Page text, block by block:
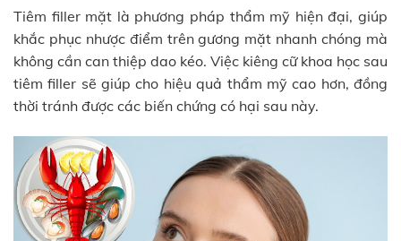
Tiêm filler mặt là phương pháp thẩm mỹ hiện đại, giúp
khắc phục nhược điểm trên gương mặt nhanh chóng mà
không cần can thiệp dao kéo. Việc kiêng cữ khoa học sau
tiêm filler sẽ giúp cho hiệu quả thẩm mỹ cao hơn, đồng
thời tránh được các biến chứng có hại sau này.